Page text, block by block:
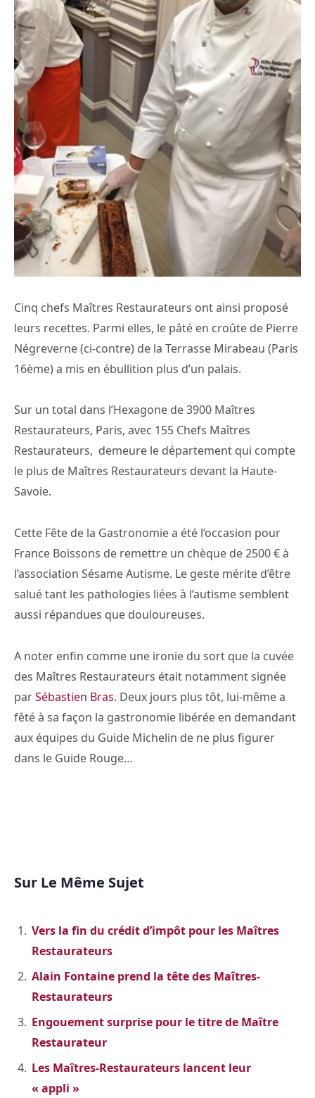
Cinq chefs Maîtres Restaurateurs ont ainsi proposé
leurs recettes. Parmi elles, le pâté en croûte de Pierre
Négreverne (ci-contre) de la Terrasse Mirabeau (Paris
16ème) a mis en ébullition plus d’un palais.
Sur un total dans l’Hexagone de 3900 Maîtres
Restaurateurs, Paris, avec 155 Chefs Maîtres
Restaurateurs, demeure le département qui compte
le plus de Maîtres Restaurateurs devant la Haute-
Savoie.
Cette Fête de la Gastronomie a été l’occasion pour
France Boissons de remettre un chèque de 2500 € à
l’association Sésame Autisme. Le geste mérite d’être
salué tant les pathologies liées à l’autisme semblent
aussi répandues que douloureuses.
A noter enfin comme une ironie du sort que la cuvée
des Maîtres Restaurateurs était notamment signée
parSébastien Bras. Deux jours plus tôt, lui-même a
fêté à sa façon la gastronomie libérée en demandant
aux équipes du Guide Michelin de ne plus figurer
dans le Guide Rouge…
Sur Le Même Sujet
Vers la fin du crédit d’impôt pour les Maîtres
Restaurateurs
Alain Fontaine prend la tête des Maîtres-
Restaurateurs
Engouement surprise pour le titre de Maître
Restaurateur
Les Maîtres-Restaurateurs lancent leur
« appli »